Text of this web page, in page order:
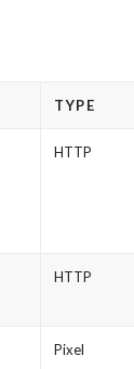
TYPE
HTTP
HTTP
Pixel